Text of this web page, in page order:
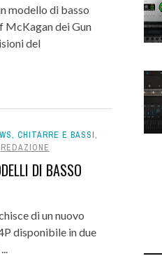
modello di basso
McKagan dei Gun
del
, CHITARRE E BASSI,
REDAZIONE
DI BASSO
di un nuovo
disponibile in due